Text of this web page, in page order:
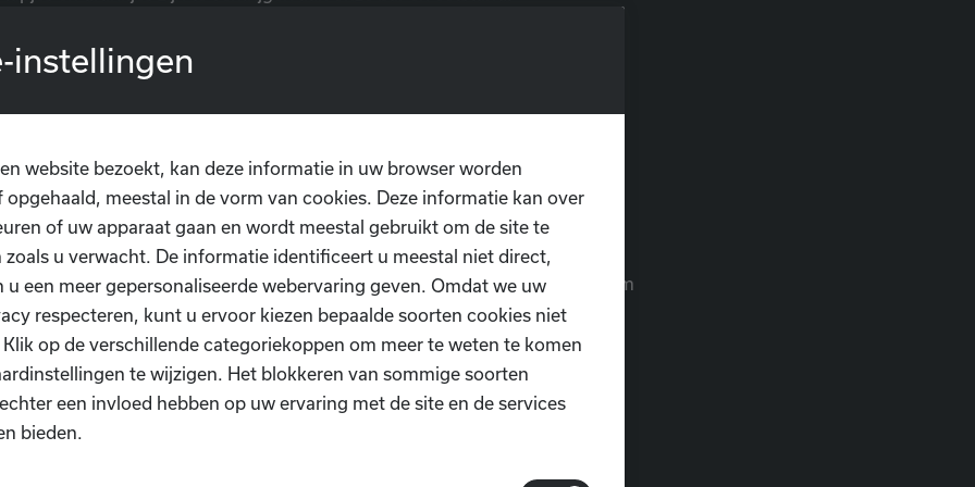
vindt plaats in de
6.
redenen wordt het optreden in twee delen gesplitst, de volledige
in de brief. Heb je brief niet ontvangen per mail? Download hem
van het Sinterklaasfeest
eenD.I.O.P. kleurplaat voor de Sint ! Kleur hem mooi in en geef hem
op 20 november.
instellingen
website bezoekt, kan deze informatie in uw browser worden
opgehaald, meestal in de vorm van cookies. Deze informatie kan over
of uw apparaat gaan en wordt meestal gebruikt om de site te
zoals u verwacht. De informatie identificeert u meestal niet direct,
u een meer gepersonaliseerde webervaring geven. Omdat we uw
respecteren, kunt u ervoor kiezen bepaalde soorten cookies niet
op de verschillende categoriekoppen om meer te weten te komen
te wijzigen. Het blokkeren van sommige soorten
een invloed hebben op uw ervaring met de site en de services
bieden.